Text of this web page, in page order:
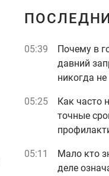
05:39
Почему в
давний
никогда
05:25
Как часто
точные
05:11
Мало кто
деле